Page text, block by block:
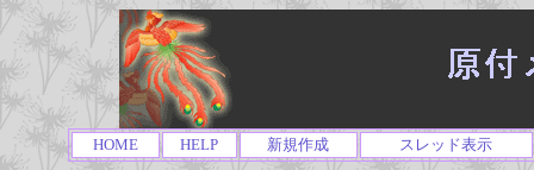
HOME HELP 新規作成 スレッド表示